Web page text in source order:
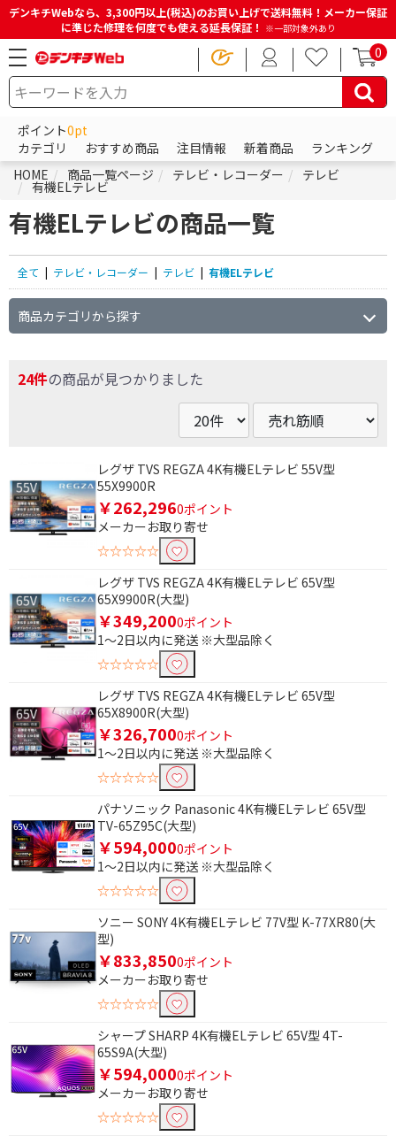
デンキチWebなら、3,300円以上(税込)のお買い上げで送料無料！メーカー保証
に準じた修理を何度でも使える延長保証！ ※一部対象外あり
0
ポイント0pt
カテゴリ
おすすめ商品 注目情報 新着商品
ランキング
HOME
商品一覧ページ テレビ・レコーダー テレビ
有機ELテレビ
有機ELテレビの商品一覧
全て | テレビ・レコーダー | テレビ | 有機ELテレビ
商品カテゴリから探す
24件の商品が見つかりました
レグザ TVS REGZA 4K有機ELテレビ 55V型
55X9900R
￥262,2960ポイント
メーカーお取り寄せ
☆☆☆☆☆
レグザ TVS REGZA 4K有機ELテレビ 65V型
65X9900R(大型)
￥349,2000ポイント
1～2日以内に発送 ※大型品除く
☆☆☆☆☆
レグザ TVS REGZA 4K有機ELテレビ 65V型
65X8900R(大型)
￥326,7000ポイント
1～2日以内に発送 ※大型品除く
☆☆☆☆☆
パナソニック Panasonic 4K有機ELテレビ 65V型
TV-65Z95C(大型)
￥594,0000ポイント
1～2日以内に発送 ※大型品除く
☆☆☆☆☆
ソニー SONY 4K有機ELテレビ 77V型 K-77XR80(大
型)
￥833,8500ポイント
メーカーお取り寄せ
☆☆☆☆☆
シャープ SHARP 4K有機ELテレビ 65V型 4T-
65S9A(大型)
￥594,0000ポイント
メーカーお取り寄せ
☆☆☆☆☆
条件で絞り込む
フリーワードで絞り込む